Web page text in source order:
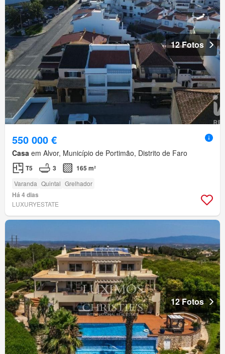
12 Fotos
550 000 €
Casa em Alvor, Município de Portimão, Distrito de Faro
T5 3 165 m²
Varanda Quintal Grelhador
Há 4 dias
LUXURYESTATE
12 Fotos